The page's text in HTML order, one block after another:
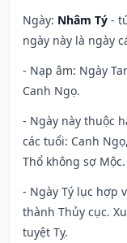
Ngày: Nhâm Tý -
ngày này là ngày
- Nạp âm: Ngày
Canh Ngọ.
- Ngày này thuộc
các tuổi: Canh
Thổ không sợ Mộc.
- Ngày Tý lục hợp
thành Thủy cục.
tuyệt Tỵ.